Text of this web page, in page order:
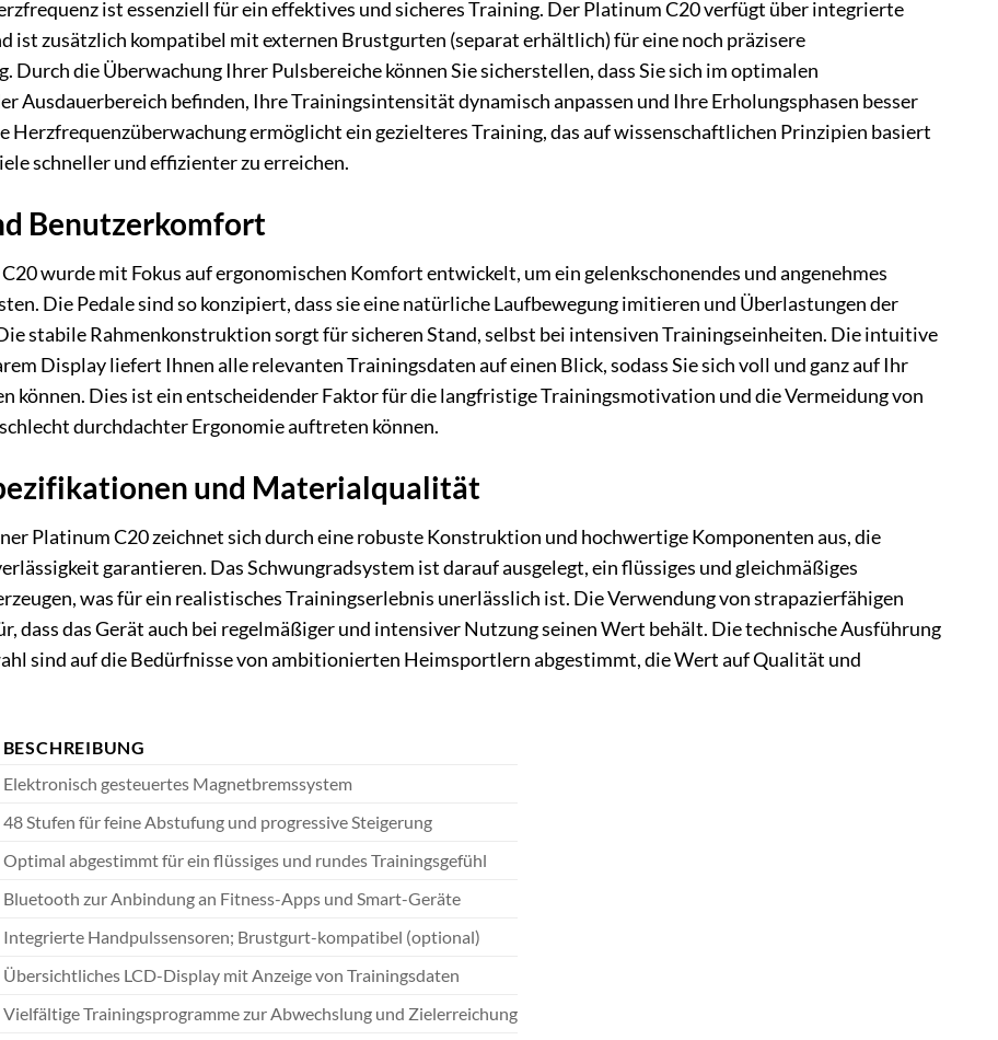
ist essenziell für ein effektives und sicheres Training. Der Platinum C20 verfügt über integrierte
ist zusätzlich kompatibel mit externen Brustgurten (separat erhältlich) für eine noch präzisere
Durch die Überwachung Ihrer Pulsbereiche können Sie sicherstellen, dass Sie sich im optimalen
Ausdauerbereich befinden, Ihre Trainingsintensität dynamisch anpassen und Ihre Erholungsphasen besser
Herzfrequenzüberwachung ermöglicht ein gezielteres Training, das auf wissenschaftlichen Prinzipien basiert
schneller und effizienter zu erreichen.
Benutzerkomfort
wurde mit Fokus auf ergonomischen Komfort entwickelt, um ein gelenkschonendes und angenehmes
Die Pedale sind so konzipiert, dass sie eine natürliche Laufbewegung imitieren und Überlastungen der
stabile Rahmenkonstruktion sorgt für sicheren Stand, selbst bei intensiven Trainingseinheiten. Die intuitive
Display liefert Ihnen alle relevanten Trainingsdaten auf einen Blick, sodass Sie sich voll und ganz auf Ihr
können. Dies ist ein entscheidender Faktor für die langfristige Trainingsmotivation und die Vermeidung von
durchdachter Ergonomie auftreten können.
und Materialqualität
Platinum C20 zeichnet sich durch eine robuste Konstruktion und hochwertige Komponenten aus, die
garantieren. Das Schwungradsystem ist darauf ausgelegt, ein flüssiges und gleichmäßiges
was für ein realistisches Trainingserlebnis unerlässlich ist. Die Verwendung von strapazierfähigen
dass das Gerät auch bei regelmäßiger und intensiver Nutzung seinen Wert behält. Die technische Ausführung
sind auf die Bedürfnisse von ambitionierten Heimsportlern abgestimmt, die Wert auf Qualität und
BESCHREIBUNG
Elektronisch gesteuertes Magnetbremssystem
48 Stufen für feine Abstufung und progressive Steigerung
Optimal abgestimmt für ein flüssiges und rundes Trainingsgefühl
Bluetooth zur Anbindung an Fitness-Apps und Smart-Geräte
Integrierte Handpulssensoren; Brustgurt-kompatibel (optional)
Übersichtliches LCD-Display mit Anzeige von Trainingsdaten
Vielfältige Trainingsprogramme zur Abwechslung und Zielerreichung